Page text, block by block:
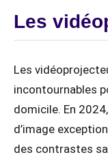
Les
Les
incontournables
domicile. En
d’image
des contrastes